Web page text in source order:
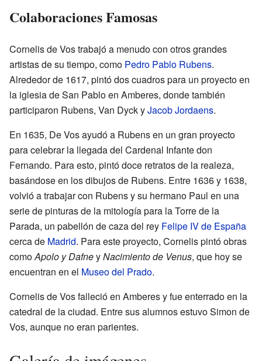
Colaboraciones Famosas
Cornelis de Vos trabajó a menudo con otros grandes
artistas de su tiempo, como Pedro Pablo Rubens.
Alrededor de 1617, pintó dos cuadros para un proyecto en
la iglesia de San Pablo en Amberes, donde también
participaron Rubens, Van Dyck yJacob Jordaens.
En 1635, De Vos ayudó a Rubens en un gran proyecto
para celebrar la llegada del Cardenal Infante don
Fernando. Para esto, pintó doce retratos de la realeza,
basándose en los dibujos de Rubens. Entre 1636 y 1638,
volvió a trabajar con Rubens y su hermano Paul en una
serie de pinturas de la mitología para la Torre de la
Parada, un pabellón de caza del rey Felipe IV de España
cerca de Madrid. Para este proyecto, Cornelis pintó obras
comoApolo y DafneyNacimiento de Venus, que hoy se
encuentran en el Museo del Prado.
Cornelis de Vos falleció en Amberes y fue enterrado en la
catedral de la ciudad. Entre sus alumnos estuvo Simon de
Vos, aunque no eran parientes.